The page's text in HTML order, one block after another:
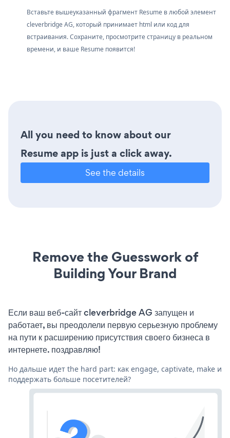
Вставьте вышеуказанный фрагмент Resume в любой элемент
cleverbridge AG, который принимает html или код для
встраивания. Сохраните, просмотрите страницу в реальном
времени, и ваше Resume появится!
All you need to know about our
Resume app is just a click away.
See the details
Remove the Guesswork of
Building Your Brand
Если ваш веб-сайт cleverbridge AG запущен и
работает, вы преодолели первую серьезную проблему
на пути к расширению присутствия своего бизнеса в
интернете. поздравляю!
Но дальше идет the hard part: как engage, captivate, make и
поддержать больше посетителей?